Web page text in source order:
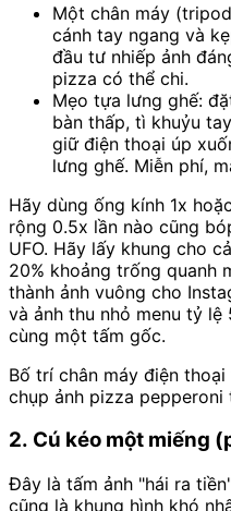
Một chân máy
cánh tay ngang và
đầu tư nhiếp ảnh
pizza có thể chi.
Mẹo tựa lưng ghế:
bàn thấp, tì khuỷu
giữ điện thoại úp
lưng ghế. Miễn phí,
Hãy dùng ống kính 1x
rộng 0.5x lần nào cũng
UFO. Hãy lấy khung cho
20% khoảng trống quanh
thành ảnh vuông cho
và ảnh thu nhỏ menu tỷ
cùng một tấm gốc.
Bố trí chân máy điện
chụp ảnh pizza
2. Cú kéo một miếng
Đây là tấm ảnh "hái ra
cũng là khung hình khó